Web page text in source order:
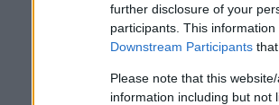
further disclosure of your
participants. This
Downstream Participants
Please note that this
information including but not